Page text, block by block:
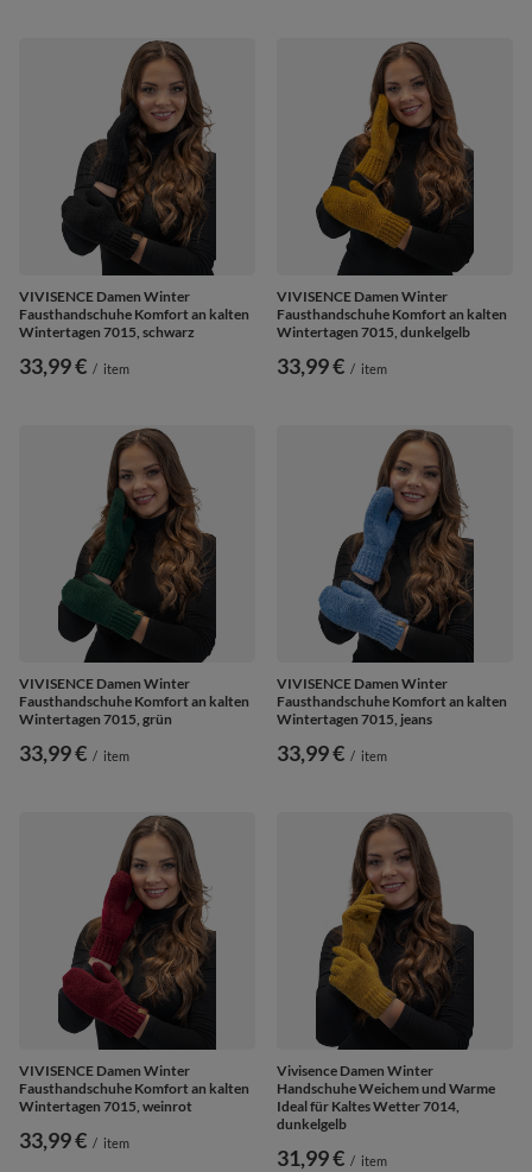
VIVISENCE Damen Winter
Fausthandschuhe Komfort an kalten
Wintertagen 7015, schwarz
33,99 € / item
VIVISENCE Damen Winter
Fausthandschuhe Komfort an kalten
Wintertagen 7015, dunkelgelb
33,99 € / item
VIVISENCE Damen Winter
Fausthandschuhe Komfort an kalten
Wintertagen 7015, grün
33,99 € / item
VIVISENCE Damen Winter
Fausthandschuhe Komfort an kalten
Wintertagen 7015, jeans
33,99 € / item
VIVISENCE Damen Winter
Fausthandschuhe Komfort an kalten
Wintertagen 7015, weinrot
33,99 € / item
Vivisence Damen Winter
Handschuhe Weichem und Warme
Ideal für Kaltes Wetter 7014,
dunkelgelb
31,99 € / item